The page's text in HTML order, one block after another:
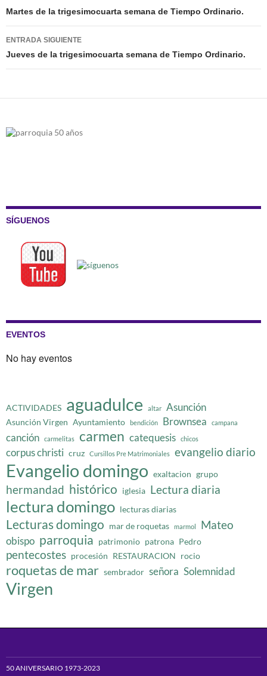
de
entradas
Martes de la trigesimocuarta semana de Tiempo Ordinario.
ENTRADA SIGUIENTE
Jueves de la trigesimocuarta semana de Tiempo Ordinario.
SÍGUENOS
EVENTOS
No hay eventos
ACTIVIDADES aguadulce altar Asunción
Asunción Virgen Ayuntamiento bendición Brownsea campana
canción carmelitas carmen catequesis chicos
corpus christi cruz Cursillos Pre Matrimoniales evangelio diario
Evangelio domingo exaltacion grupo
hermandad histórico iglesia Lectura diaria
lectura domingo lecturas diarias
Lecturas domingo mar de roquetas marmol Mateo
obispo parroquia patrimonio patrona Pedro
pentecostes procesión RESTAURACION rocio
roquetas de mar sembrador señora Solemnidad
Virgen
50 ANIVERSARIO 1973-2023